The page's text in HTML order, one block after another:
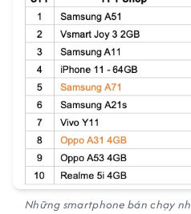
Những smartphone bán chạy